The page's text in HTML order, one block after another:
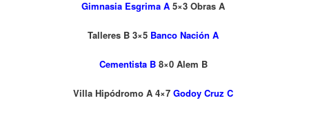
Gimnasia Esgrima A 5×3 Obras A
Talleres B 3×5 Banco Nación A
Cementista B8×0 Alem B
Villa Hipódromo A 4×7 Godoy Cruz C